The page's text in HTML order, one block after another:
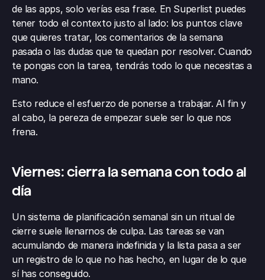
de las apps, solo verías esa frase. En Superlist puedes
tener todo el contexto justo al lado: los puntos clave
que quieres tratar, los comentarios de la semana
pasada o las dudas que te quedan por resolver. Cuando
te pongas con la tarea, tendrás todo lo que necesitas a
mano.
Esto reduce el esfuerzo de ponerse a trabajar. Al fin y
al cabo, la pereza de empezar suele ser lo que nos
frena.
Viernes: cierra la semana con todo al
día
Un sistema de planificación semanal sin un ritual de
cierre suele llenarnos de culpa. Las tareas se van
acumulando de manera indefinida y la lista pasa a ser
un registro de lo que no has hecho, en lugar de lo que
sí has conseguido.